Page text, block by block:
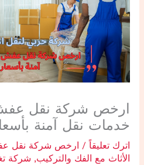
ارخص شركة نقل
خدمات نقل آمنة
اترك تعليقاً / ارخص شركة نقل
الأثاث مع الفك والتركيب, شركة